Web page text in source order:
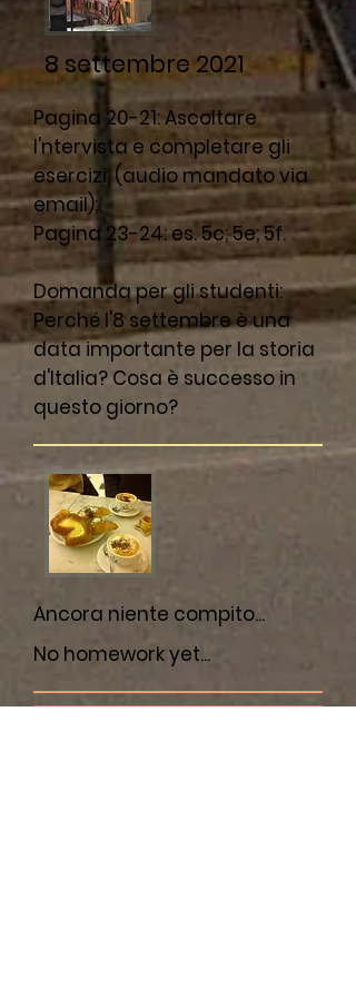
8 settembre 2021
Pagina 20-21: Ascoltare
l'ntervista e completare gli
esercizi, (audio mandato via
email);
Pagina 23-24: es. 5c; 5e; 5f.
Domanda per gli studenti:
Perché l'8 settembre è una
data importante per la storia
d'Italia? Cosa è successo in
questo giorno?
Ancora niente compito...
No homework yet...